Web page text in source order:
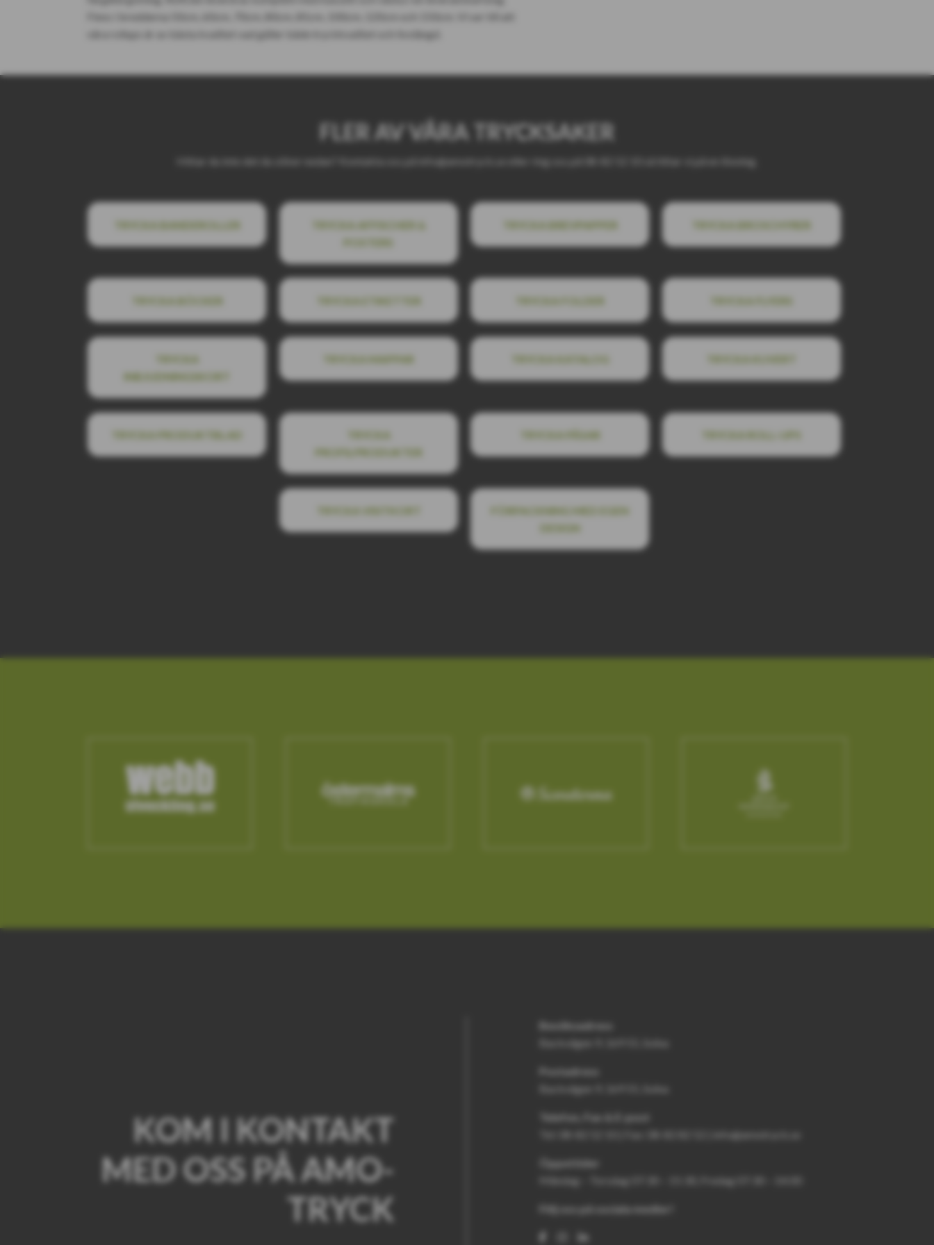
våra rollups är av bästa kvalitet vad gäller både tryckkvalitet och livslängd.
FLER AV VÅRA TRYCKSAKER
Hittar du inte det du söker nedan? Kontakta oss på info@amotryck.se eller ring oss på 08-82 52 10 så tittar vi på en lösning.
TRYCKA BANDEROLLER
TRYCKA AFFISCHER &
POSTERS
TRYCKA BREVPAPPER TRYCKA BROSCHYRER
TRYCKA BÖCKER TRYCKA ETIKETTER TRYCKA FOLDER TRYCKA FLYERS
INBJUDNINGSKORT
TRYCKA MAPPAR TRYCKA KATALOG TRYCKA KUVERT
TRYCKA PRODUKTBLAD
PROFILPRODUKTER
TRYCKA PÅSAR TRYCKA ROLL-UPS
TRYCKA VISITKORT
FÖRPACKNING MED EGEN
DESIGN
KOM I KONTAKT
MED OSS PÅ AMO-
TRYCK
Besöksadress
Backvägen 9, 169 55, Solna
Postadress
Backvägen 9, 169 55, Solna
Telefon, Fax & E-post
Öppettider
Måndag – Torsdag 07:30 – 15:30, Fredag 07:30 – 14:00
Följ oss på sociala medier!